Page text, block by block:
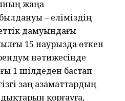
жаңа
– еліміздің
дамуындағы
15 наурызда өткен
нәтижесінде
1 шілдеден бастап
заң азаматтардың
қорғауға,